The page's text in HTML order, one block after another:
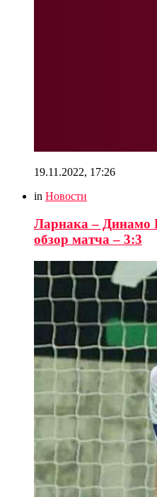
19.11.2022, 17:26
in Новости
Ларнака – Динамо
обзор матча – 3:3